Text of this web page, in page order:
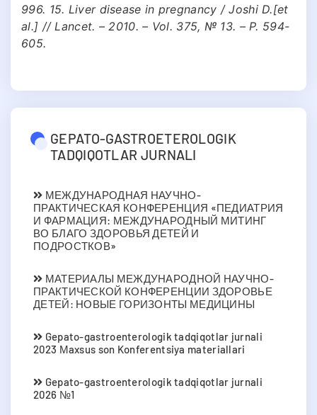
996. 15. Liver disease in pregnancy / Joshi D.[et
al.] // Lancet. – 2010. – Vol. 375, № 13. – P. 594-
605.
GEPATO-GASTROETEROLOGIK
TADQIQOTLAR JURNALI
МЕЖДУНАРОДНАЯ НАУЧНО-
ПРАКТИЧЕСКАЯ КОНФЕРЕНЦИЯ «ПЕДИАТРИЯ
И ФАРМАЦИЯ: МЕЖДУНАРОДНЫЙ МИТИНГ
ВО БЛАГО ЗДОРОВЬЯ ДЕТЕЙ И
ПОДРОСТКОВ»
МАТЕРИАЛЫ МЕЖДУНАРОДНОЙ НАУЧНО-
ПРАКТИЧЕСКОЙ КОНФЕРЕНЦИИ ЗДОРОВЬЕ
ДЕТЕЙ: НОВЫЕ ГОРИЗОНТЫ МЕДИЦИНЫ
Gepato-gastroenterologik tadqiqotlar jurnali
2023 Мaxsus son Konferentsiya materiallari
Gepato-gastroenterologik tadqiqotlar jurnali
2026 №1